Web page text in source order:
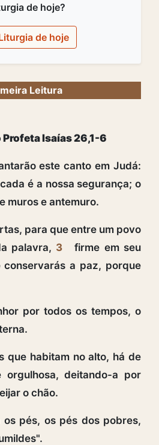
de hoje?
de hoje
Leitura
Isaías 26,1-6
este canto em Judá:
é a nossa segurança; o
muros e antemuro.
para que entre um povo
palavra, 3
firme em seu
a paz, porque
por todos os tempos, o
que habitam no alto, há de
orgulhosa, deitando-a por
o chão.
pés, os pés dos pobres,